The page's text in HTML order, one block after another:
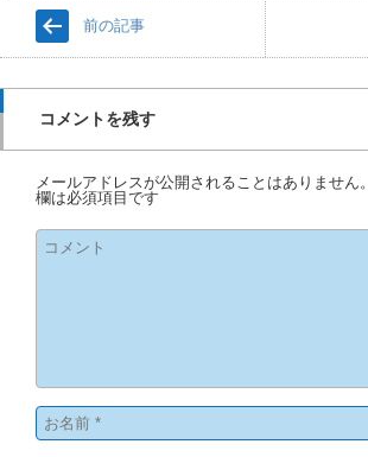
前の記事
コメントを残す
メールアドレスが公開されることはありません。
欄は必須項目です